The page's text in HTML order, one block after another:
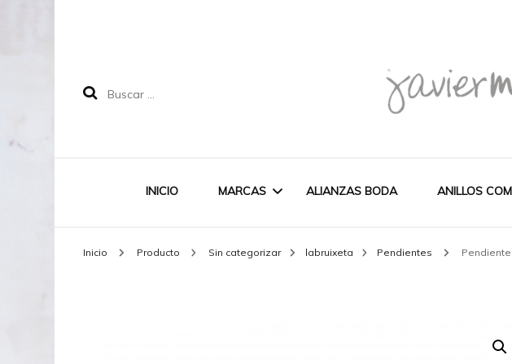
Buscar:
Joyería
INICIO MARCAS ALIANZAS BODA ANILLOS
Inicio Producto Sin categorizar labruixeta Pendientes